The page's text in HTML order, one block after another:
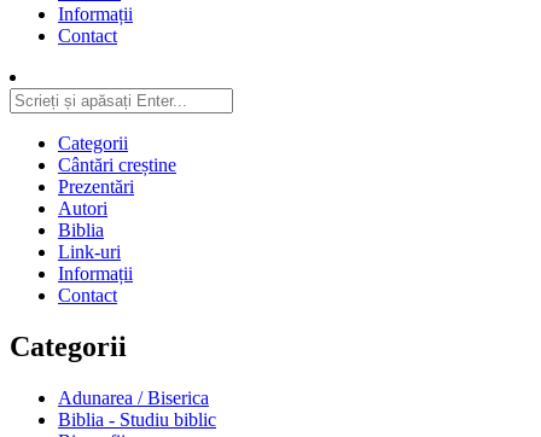
Informații
Contact
Categorii
Cântări creștine
Prezentări
Autori
Biblia
Link-uri
Informații
Contact
Categorii
Adunarea / Biserica
Biblia - Studiu biblic